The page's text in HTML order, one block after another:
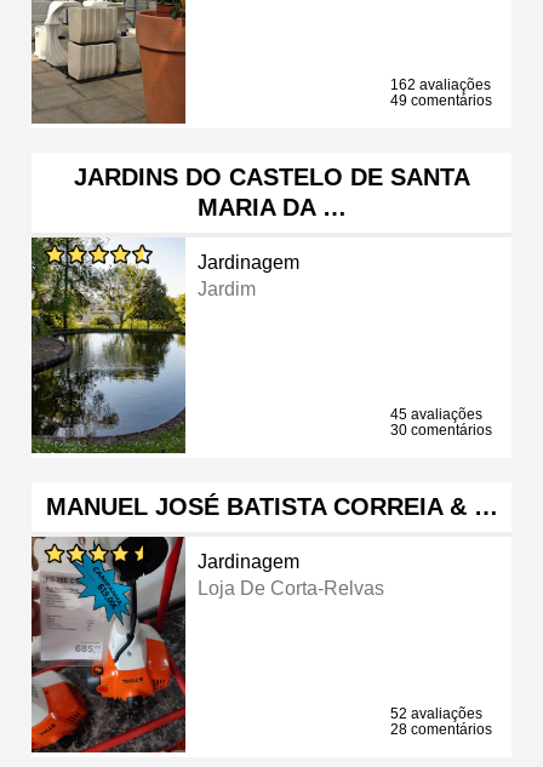
162 avaliações
49 comentários
JARDINS DO CASTELO DE SANTA
MARIA DA …
Jardinagem
Jardim
45 avaliações
30 comentários
MANUEL JOSÉ BATISTA CORREIA & …
Jardinagem
Loja De Corta-Relvas
52 avaliações
28 comentários